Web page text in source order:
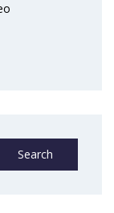
Search